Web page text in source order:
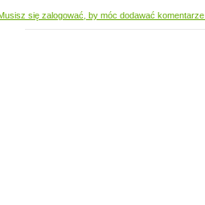
się zalogować, by móc dodawać komentarze.